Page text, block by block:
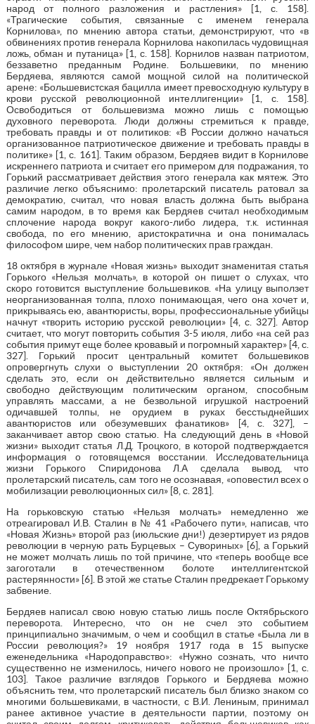
народ от полного разложения и растления» [1, с. 158].
«Трагические события, связанные с именем генерала
Корнилова», по мнению автора статьи, демонстрируют, что «в
обвинениях против генерала Корнилова накопилась чудовищная
ложь, обман и путаница» [1, с. 158]. Корнилов назван патриотом,
беззаветно преданным Родине. Большевики, по мнению
Бердяева, являются самой мощной силой на политической
арене: «Большевистская бацилла имеет превосходную культуру в
крови русской революционной интеллигенции» [1, с. 158].
Освободиться от большевизма можно лишь с помощью
духовного переворота. Люди должны стремиться к правде,
требовать правды и от политиков: «В России должно начаться
организованное патриотическое движение и требовать правды в
политике» [1, с. 161]. Таким образом, Бердяев видит в Корнилове
искреннего патриота и считает его примером для подражания, то
Горький рассматривает действия этого генерала как мятеж. Это
различие легко объяснимо: пролетарский писатель ратовал за
демократию, считал, что новая власть должна быть выбрана
самим народом, в то время как Бердяев считал необходимым
сплочение народа вокруг какого-либо лидера, т.к. истинная
свобода, по его мнению, аристократична и она понималась
философом шире, чем набор политических прав граждан.
18 октября в журнале «Новая жизнь» выходит знаменитая статья
Горького «Нельзя молчать», в которой он пишет о слухах, что
скоро готовится выступление большевиков. «На улицу выползет
неорганизованная толпа, плохо понимающая, чего она хочет и,
прикрываясь ею, авантюристы, воры, профессиональные убийцы
начнут «творить историю русской революции» [4, с. 327]. Автор
считает, что могут повторить события 3-5 июля, либо «на сей раз
события примут еще более кровавый и погромный характер» [4, с.
327]. Горький просит центральный комитет большевиков
опровергнуть слухи о выступлении 20 октября: «Он должен
сделать это, если он действительно является сильным и
свободно действующим политическим органом, способным
управлять массами, а не безвольной игрушкой настроений
одичавшей толпы, не орудием в руках бесстыднейших
авантюристов или обезумевших фанатиков» [4, с. 327], –
заканчивает автор свою статью. На следующий день в «Новой
жизни» выходит статья Л.Д. Троцкого, в которой подтверждается
информация о готовящемся восстании. Исследовательница
жизни Горького Спиридонова Л.А сделала вывод, что
пролетарский писатель, сам того не осознавая, «оповестил всех о
мобилизации революционных сил» [8, с. 281].
На горьковскую статью «Нельзя молчать» немедленно же
отреагировал И.В. Сталин в № 41 «Рабочего пути», написав, что
«Новая Жизнь» второй раз (июльские дни!) дезертирует из рядов
революции в черную рать Бурцевых – Сувориных» [6], а Горький
не может молчать лишь по той причине, что «теперь вообще все
загоготали в отечественном болоте интеллигентской
растерянности» [6]. В этой же статье Сталин предрекает Горькому
забвение.
Бердяев написал свою новую статью лишь после Октябрьского
переворота. Интересно, что он не счел это событием
принципиально значимым, о чем и сообщил в статье «Была ли в
России революция?» 19 ноября 1917 года в 15 выпуске
еженедельника «Народоправство»: «Нужно сознать, что ничто
существенно не изменилось, ничего нового не произошло» [1, с.
103]. Такое различие взглядов Горького и Бердяева можно
объяснить тем, что пролетарский писатель был близко знаком со
многими большевиками, в частности, с В.И. Лениным, принимал
ранее активное участие в деятельности партии, поэтому он